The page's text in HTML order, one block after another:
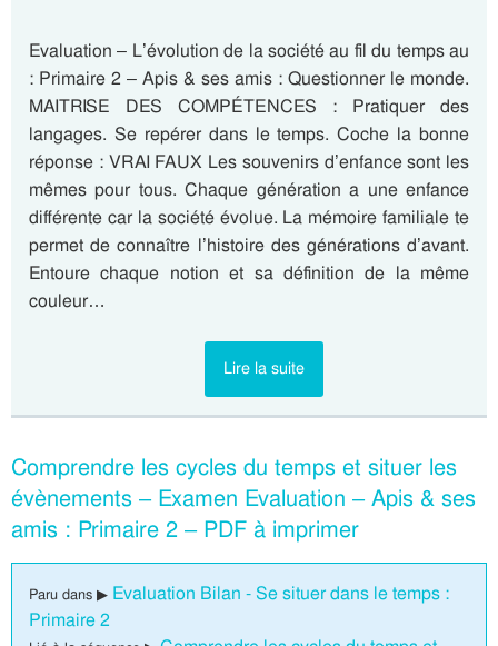
Evaluation – L’évolution de la société au fil du temps au
: Primaire 2 – Apis & ses amis : Questionner le monde.
MAITRISE DES COMPÉTENCES : Pratiquer des
langages. Se repérer dans le temps. Coche la bonne
réponse : VRAI FAUX Les souvenirs d’enfance sont les
mêmes pour tous. Chaque génération a une enfance
différente car la société évolue. La mémoire familiale te
permet de connaître l’histoire des générations d’avant.
Entoure chaque notion et sa définition de la même
couleur…
Lire la suite
Comprendre les cycles du temps et situer les
évènements – Examen Evaluation – Apis & ses
amis : Primaire 2 – PDF à imprimer
Paru dans ▶ Evaluation Bilan - Se situer dans le temps :
Primaire 2